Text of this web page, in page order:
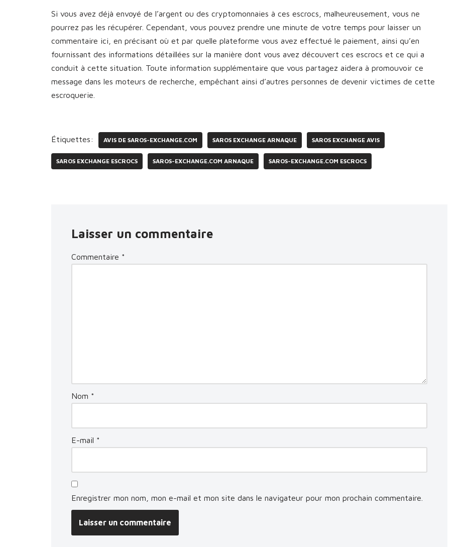
Si vous avez déjà envoyé de l’argent ou des cryptomonnaies à ces escrocs, malheureusement, vous ne
pourrez pas les récupérer. Cependant, vous pouvez prendre une minute de votre temps pour laisser un
commentaire ici, en précisant où et par quelle plateforme vous avez effectué le paiement, ainsi qu’en
fournissant des informations détaillées sur la manière dont vous avez découvert ces escrocs et ce qui a
conduit à cette situation. Toute information supplémentaire que vous partagez aidera à promouvoir ce
message dans les moteurs de recherche, empêchant ainsi d’autres personnes de devenir victimes de cette
escroquerie.
Étiquettes: AVIS DE SAROS-EXCHANGE.COM SAROS EXCHANGE ARNAQUE SAROS EXCHANGE AVIS
SAROS EXCHANGE ESCROCS SAROS-EXCHANGE.COM ARNAQUE SAROS-EXCHANGE.COM ESCROCS
Laisser un commentaire
Commentaire *
Nom *
E-mail *
Enregistrer mon nom, mon e-mail et mon site dans le navigateur pour mon prochain commentaire.